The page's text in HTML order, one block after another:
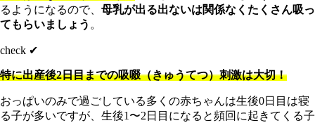
るようになるので、 母乳が出る出ないは関係なくたくさん吸っ
てもらいましょう 。
check ✔︎
特に出産後2日目までの吸啜（きゅうてつ）刺激は大切！
おっぱいのみで過ごしている多くの赤ちゃんは生後0日目は寝
る子が多いですが、生後1〜2日目になると頻回に起きてくる子